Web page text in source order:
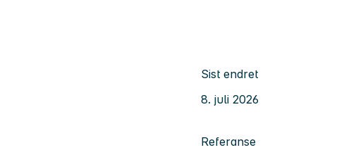
Sist endret
8. juli 2026
Referanse